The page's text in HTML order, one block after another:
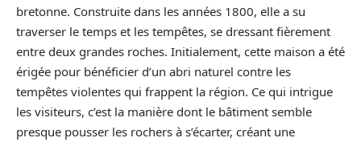
bretonne. Construite dans les années 1800, elle a su
traverser le temps et les tempêtes, se dressant fièrement
entre deux grandes roches. Initialement, cette maison a été
érigée pour bénéficier d’un abri naturel contre les
tempêtes violentes qui frappent la région. Ce qui intrigue
les visiteurs, c’est la manière dont le bâtiment semble
presque pousser les rochers à s’écarter, créant une